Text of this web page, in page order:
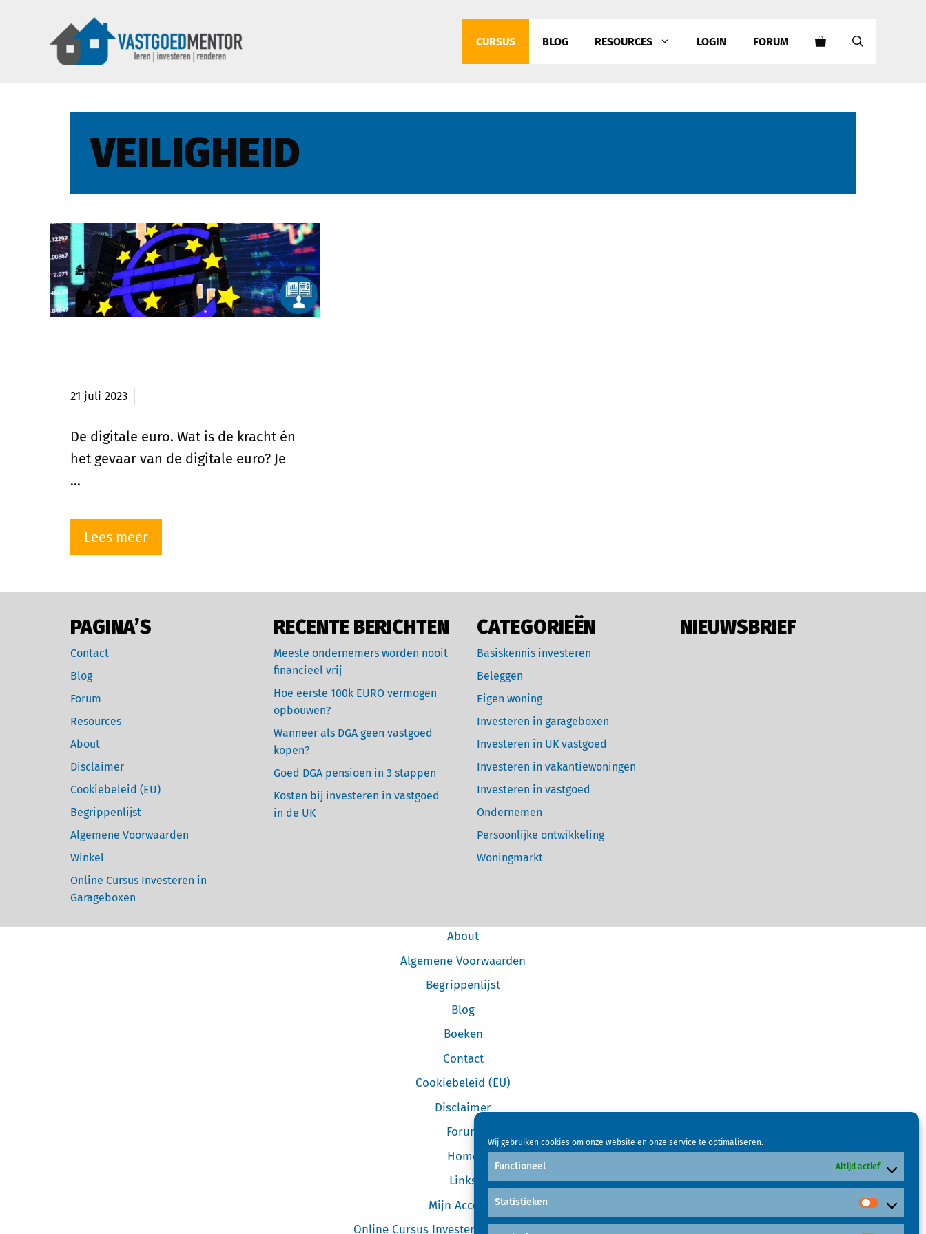
Wij gebruiken cookies om onze website en onze service te optimaliseren.
Functioneel Altijd actief
Statistieken
CURSUS BLOG RESOURCES LOGIN FORUM
VEILIGHEID
21 juli 2023
De digitale euro. Wat is de kracht én
het gevaar van de digitale euro? Je
…
Lees meer
PAGINA’S
Contact
Blog
Forum
Resources
About
Disclaimer
Cookiebeleid (EU)
Begrippenlijst
Algemene Voorwaarden
Winkel
Online Cursus Investeren in
Garageboxen
RECENTE BERICHTEN
Meeste ondernemers worden nooit
financieel vrij
Hoe eerste 100k EURO vermogen
opbouwen?
Wanneer als DGA geen vastgoed
kopen?
Goed DGA pensioen in 3 stappen
Kosten bij investeren in vastgoed
in de UK
CATEGORIEËN
Basiskennis investeren
Beleggen
Eigen woning
Investeren in garageboxen
Investeren in UK vastgoed
Investeren in vakantiewoningen
Investeren in vastgoed
Ondernemen
Persoonlijke ontwikkeling
Woningmarkt
NIEUWSBRIEF
About
Algemene Voorwaarden
Begrippenlijst
Blog
Boeken
Contact
Cookiebeleid (EU)
Disclaimer
Forum
Home
Links
Mijn Account
Online Cursus Investeren in Garageboxen